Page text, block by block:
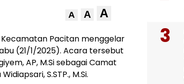
A A A
Pacitan menggelar
(21/1/2025). Acara tersebut
AP, M.Si sebagai Camat
S.STP., M.Si.